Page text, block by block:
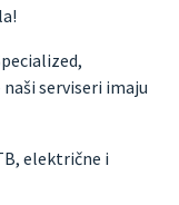
serviseri imaju
električne i